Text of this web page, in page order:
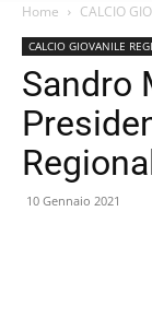
Home CALCIO
CALCIO GIOVANILE
Sandro
10 Gennaio 2021